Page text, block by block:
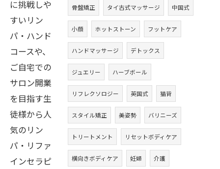
骨盤矯正 タイ古式マッサージ 中国式
小顔 ホットストーン フットケア
ハンドマッサージ デトックス
ジュエリー ハーブボール
リフレクソロジー 英国式 猫背
スタイル矯正 美姿勢 バリニーズ
トリートメント リセットボディケア
横向きボディケア 妊婦 介護
に挑戦しや
すいリン
パ・ハンド
コースや、
ご自宅での
サロン開業
を目指す生
徒様から人
気のリン
パ・リファ
インセラピ